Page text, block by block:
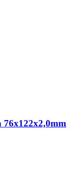
76x122x2,0mm